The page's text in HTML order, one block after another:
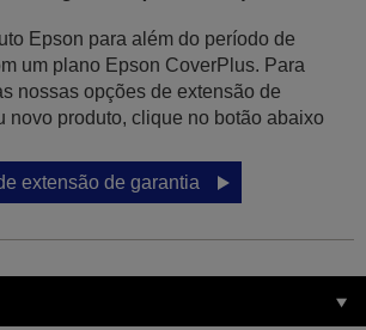
Epson para além do período de
um plano Epson CoverPlus. Para
nossas opções de extensão de
novo produto, clique no botão abaixo
extensão de garantia